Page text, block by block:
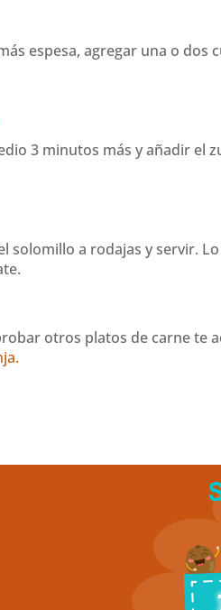
espesa, agregar una o
3 minutos más y añadir el
solomillo a rodajas y servir.
otros platos de carne te